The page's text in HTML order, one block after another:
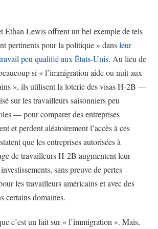
Ethan Lewis offrent un bel exemple de tels
pertinents pour la politique » dansleur
peu qualifié aux États-Unis. Au lieu de
si « l’immigration aide ou nuit aux
», ils utilisent la loterie des visas H-2B —
sur les travailleurs saisonniers peu
— pour comparer des entreprises
et perdent aléatoirement l’accès à ces
que les entreprises autorisées à
de travailleurs H-2B augmentent leur
sans preuve de pertes
les travailleurs américains et avec des
certains domaines.
c’est un fait sur « l’immigration ». Mais,